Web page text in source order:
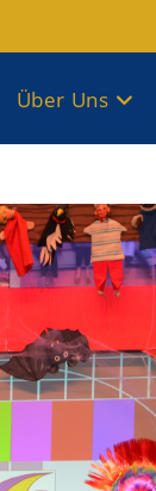
Über Uns